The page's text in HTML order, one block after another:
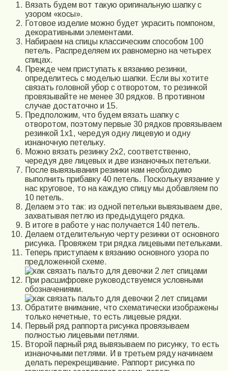
Вязать будем вот такую оригинальную шапку с
узором «косы».
Готовое изделие можно будет украсить помпоном,
декоративными элементами.
Набираем на спицы классическим способом 100
петель. Распределяем их равномерно на четырех
спицах.
Прежде чем приступать к вязанию резинки,
определитесь с моделью шапки. Если вы хотите
связать головной убор с отворотом, то резинкой
провязывайте не менее 30 рядков. В противном
случае достаточно и 15.
Предположим, что будем вязать шапку с
отворотом, поэтому первые 30 рядков провязываем
резинкой 1х1, чередуя одну лицевую и одну
изнаночную петельку.
Можно вязать резинку 2х2, соответственно,
чередуя две лицевых и две изнаночных петельки.
После вывязывания резинки нам необходимо
выполнить прибавку 40 петель. Поскольку вязание у
нас круговое, то на каждую спицу мы добавляем по
10 петель.
Делаем это так: из одной петельки вывязываем две,
захватывая петлю из предыдущего рядка.
В итоге в работе у нас получается 140 петель.
Делаем отделительную черту резинки от основного
рисунка. Провяжем три рядка лицевыми петельками.
Теперь приступаем к вязанию основного узора по
предложенной схеме.
При расшифровке руководствуемся условными
обозначениями.
Обратите внимание, что схематически изображены
только нечетные, то есть лицевые рядки.
Первый ряд раппорта рисунка провязываем
полностью лицевыми петлями.
Второй парный ряд вывязываем по рисунку, то есть
изнаночными петлями. И в третьем ряду начинаем
делать перекрещивание. Раппорт рисунка по